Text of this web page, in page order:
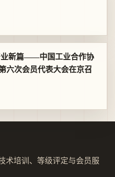
业新篇——中国工业合作协
六次会员代表大会在京召
术培训、等级评定与会员服